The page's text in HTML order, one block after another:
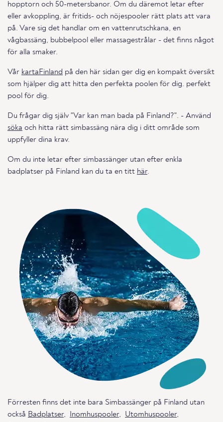
hopptorn och 50-metersbanor. Om du däremot letar efter
eller avkoppling, är fritids- och nöjespooler rätt plats att vara
på. Vare sig det handlar om en vattenrutschkana, en
vågbassäng, bubbelpool eller massagestrålar - det finns något
för alla smaker.
Vår kartaFinland på den här sidan ger dig en kompakt översikt
som hjälper dig att hitta den perfekta poolen för dig. perfekt
pool för dig.
Du frågar dig själv "Var kan man bada på Finland?". - Använd
söka och hitta rätt simbassäng nära dig i ditt område som
uppfyller dina krav.
Om du inte letar efter simbassänger utan efter enkla
badplatser på Finland kan du ta en titt här.
Förresten finns det inte bara Simbassänger på Finland utan
också Badplatser, Inomhuspooler, Utomhuspooler,